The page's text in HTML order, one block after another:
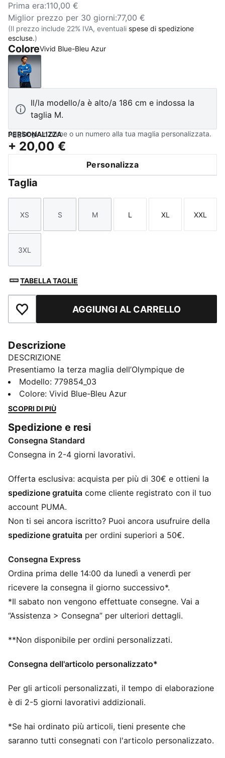
Prima era:110,00 €
Miglior prezzo per 30 giorni:77,00 €
(Il prezzo include 22% IVA, eventuali spese di spedizione
escluse.)
ColoreVivid Blue-Bleu Azur
Vivid Blue-Bleu Azur
Il/la modello/a è alto/a 186 cm e indossa la
taglia M.
PERSONALIZZA
Aggiungi un nome o un numero alla tua maglia personalizzata.
+ 20,00 €
Personalizza
Taglia
Taglia
XS
Taglia
S
Taglia
M
Taglia
L
Taglia
XL
Taglia
XXL
Taglia
3XL
TABELLA TAGLIE
Aggiungi ai PreferitiAGGIUNGI AL CARRELLO
Descrizione
DESCRIZIONE
Presentiamo la terza maglia dell’Olympique de
Marseille per la stagione 25/26: un omaggio audace ai
portuali di Marsiglia. Veri pilastri del porto e tifosi
instancabili dell’OM, incarnano lo spirito combattivo e
design che unisce tradizione e orgoglio, pronto a
lasciare il segno dentro e fuori dal campo.
CARATTERISTICHE + VANTAGGI
sudore dalla pelle e garantiscono freschezza e
comodità durante l’esercizio fisico
Nell'ambito del programma RE:FIBRE, questo capo è
proveniente da scarti tessili e altri materiali usati
DETTAGLI
Materiale principale 2: Jacquard double face
Collo: Girocollo
Maniche lunghe
Lunghezza: Regolare
Dettagli del marchio della squadra e PUMA
Modello: 779854_03
Colore: Vivid Blue-Bleu Azur
SCOPRI DI PIÙ
Spedizione e resi
Consegna Standard
Consegna in 2-4 giorni lavorativi.
Offerta esclusiva: acquista per più di 30€ e ottieni la
spedizione gratuita come cliente registrato con il tuo
account PUMA.
Non ti sei ancora iscritto? Puoi ancora usufruire della
spedizione gratuita per ordini superiori a 50€.
Consegna Express
Ordina prima delle 14:00 da lunedì a venerdì per
ricevere la consegna il giorno successivo*.
*Il sabato non vengono effettuate consegne. Vai a
“Assistenza > Consegna” per ulteriori dettagli.
**Non disponibile per ordini personalizzati.
Consegna dell'articolo personalizzato*
Per gli articoli personalizzati, il tempo di elaborazione
è di 2-5 giorni lavorativi addizionali.
*Se hai ordinato più articoli, tieni presente che
saranno tutti consegnati con l'articolo personalizzato.